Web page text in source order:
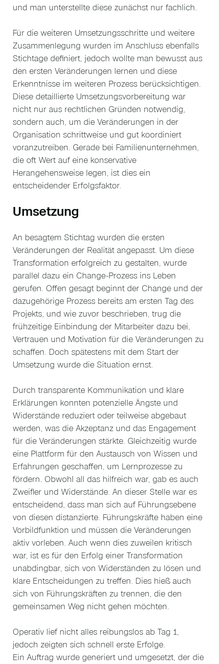
und man unterstellte diese zunächst nur fachlich.
Für die weiteren Umsetzungsschritte und weitere
Zusammenlegung wurden im Anschluss ebenfalls
Stichtage definiert, jedoch wollte man bewusst aus
den ersten Veränderungen lernen und diese
Erkenntnisse im weiteren Prozess berücksichtigen.
Diese detaillierte Umsetzungsvorbereitung war
nicht nur aus rechtlichen Gründen notwendig,
sondern auch, um die Veränderungen in der
Organisation schrittweise und gut koordiniert
voranzutreiben. Gerade bei Familienunternehmen,
die oft Wert auf eine konservative
Herangehensweise legen, ist dies ein
entscheidender Erfolgsfaktor.
Umsetzung
An besagtem Stichtag wurden die ersten
Veränderungen der Realität angepasst. Um diese
Transformation erfolgreich zu gestalten, wurde
parallel dazu ein Change-Prozess ins Leben
gerufen. Offen gesagt beginnt der Change und der
dazugehörige Prozess bereits am ersten Tag des
Projekts, und wie zuvor beschrieben, trug die
frühzeitige Einbindung der Mitarbeiter dazu bei,
Vertrauen und Motivation für die Veränderungen zu
schaffen. Doch spätestens mit dem Start der
Umsetzung wurde die Situation ernst.
Durch transparente Kommunikation und klare
Erklärungen konnten potenzielle Ängste und
Widerstände reduziert oder teilweise abgebaut
werden, was die Akzeptanz und das Engagement
für die Veränderungen stärkte. Gleichzeitig wurde
eine Plattform für den Austausch von Wissen und
Erfahrungen geschaffen, um Lernprozesse zu
fördern. Obwohl all das hilfreich war, gab es auch
Zweifler und Widerstände. An dieser Stelle war es
entscheidend, dass man sich auf Führungsebene
von diesen distanzierte. Führungskräfte haben eine
Vorbildfunktion und müssen die Veränderungen
aktiv vorleben. Auch wenn dies zuweilen kritisch
war, ist es für den Erfolg einer Transformation
unabdingbar, sich von Widerständen zu lösen und
klare Entscheidungen zu treffen. Dies hieß auch
sich von Führungskräften zu trennen, die den
gemeinsamen Weg nicht gehen möchten.
Operativ lief nicht alles reibungslos ab Tag 1,
jedoch zeigten sich schnell erste Erfolge.
Ein Auftrag wurde generiert und umgesetzt, der die